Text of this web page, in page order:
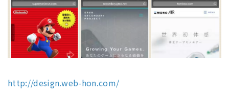
http://design.web-hon.com/